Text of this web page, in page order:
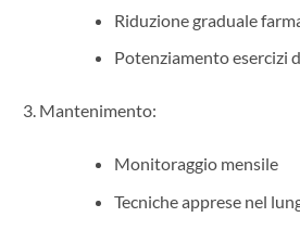
Riduzione graduale
Potenziamento esercizi
Mantenimento:
Monitoraggio mensile
Tecniche apprese nel